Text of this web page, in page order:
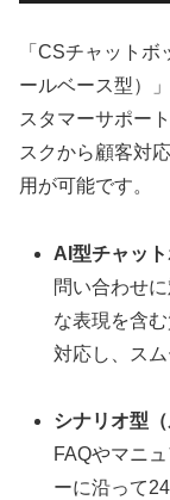
「CSチャット
ールベース型）
スタマーサポー
スクから顧客対
用が可能です。
AI型チャッ
問い合わせ
な表現を含
対応し、ス
シナリオ型
FAQやマニ
ーに沿って